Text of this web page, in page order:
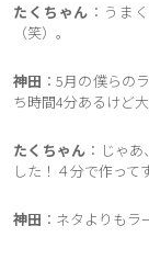
たくちゃん ：うま
（笑）。
神田 ：5月の僕らの
ち時間4分あるけど
たくちゃん ：じゃ
した！４分で作って
神田 ：ネタよりもラ